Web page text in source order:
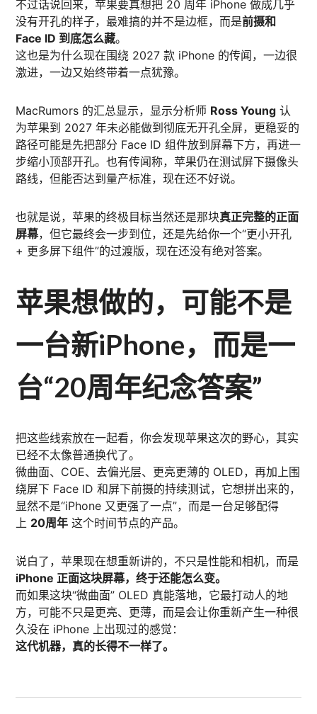
不过话说回来，苹果要真想把 20 周年 iPhone 做成几乎
没有开孔的样子，最难搞的并不是边框，而是前摄和
Face ID 到底怎么藏。
这也是为什么现在围绕 2027 款 iPhone 的传闻，一边很
激进，一边又始终带着一点犹豫。
MacRumors 的汇总显示，显示分析师 Ross Young 认
为苹果到 2027 年未必能做到彻底无开孔全屏，更稳妥的
路径可能是先把部分 Face ID 组件放到屏幕下方，再进一
步缩小顶部开孔。也有传闻称，苹果仍在测试屏下摄像头
路线，但能否达到量产标准，现在还不好说。
也就是说，苹果的终极目标当然还是那块真正完整的正面
屏幕，但它最终会一步到位，还是先给你一个“更小开孔
+ 更多屏下组件”的过渡版，现在还没有绝对答案。
苹果想做的，可能不是
一台新iPhone，而是一
台“20周年纪念答案”
把这些线索放在一起看，你会发现苹果这次的野心，其实
已经不太像普通换代了。
微曲面、COE、去偏光层、更亮更薄的 OLED，再加上围
绕屏下 Face ID 和屏下前摄的持续测试，它想拼出来的，
显然不是“iPhone 又更强了一点”，而是一台足够配得
上 20周年 这个时间节点的产品。
说白了，苹果现在想重新讲的，不只是性能和相机，而是
iPhone 正面这块屏幕，终于还能怎么变。
而如果这块“微曲面” OLED 真能落地，它最打动人的地
方，可能不只是更亮、更薄，而是会让你重新产生一种很
久没在 iPhone 上出现过的感觉：
这代机器，真的长得不一样了。